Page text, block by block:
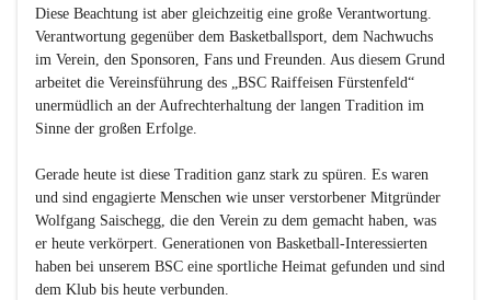
Diese Beachtung ist aber gleichzeitig eine große Verantwortung.
Verantwortung gegenüber dem Basketballsport, dem Nachwuchs
im Verein, den Sponsoren, Fans und Freunden. Aus diesem Grund
arbeitet die Vereinsführung des „BSC Raiffeisen Fürstenfeld“
unermüdlich an der Aufrechterhaltung der langen Tradition im
Sinne der großen Erfolge.
Gerade heute ist diese Tradition ganz stark zu spüren. Es waren
und sind engagierte Menschen wie unser verstorbener Mitgründer
Wolfgang Saischegg, die den Verein zu dem gemacht haben, was
er heute verkörpert. Generationen von Basketball-Interessierten
haben bei unserem BSC eine sportliche Heimat gefunden und sind
dem Klub bis heute verbunden.